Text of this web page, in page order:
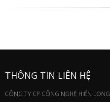
THÔNG TIN LIÊN HỆ
CÔNG TY CP CÔNG NGHỆ HIỂN LONG